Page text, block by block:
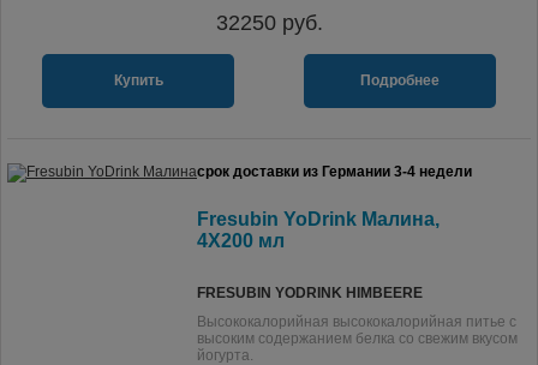
32250руб.
Купить Подробнее
срок доставки из Германии 3-4 недели
Fresubin YoDrink Малина,
4X200 мл
FRESUBIN YODRINK HIMBEERE
Высококалорийная высококалорийная питье с
высоким содержанием белка со свежим вкусом
йогурта.